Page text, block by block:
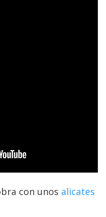
con unos alicates